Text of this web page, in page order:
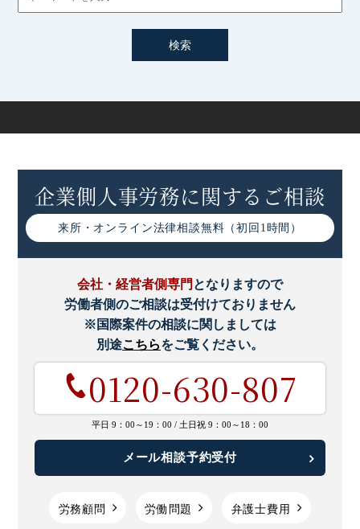
企業側人事労務に関するご相談
来所・オンライン法律相談無料（初回1時間）
会社・経営者側専門 となりますので
労働者側のご相談は受付けておりません
※国際案件の相談に関しましては
別途こちらをご覧ください。
0120-630-807
平日 9：00～19：00 / 土日祝 9：00～18：00
メール相談予約受付
労務顧問 労働問題 弁護士費用